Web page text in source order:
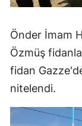
Önder İmam
Özmüş
fidan
nitelendi.